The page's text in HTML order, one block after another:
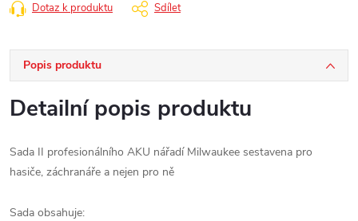
Dotaz k produktu Sdílet
Popis produktu
Detailní popis produktu
Sada II profesionálního AKU nářadí Milwaukee sestavena pro
hasiče, záchranáře a nejen pro ně
Sada obsahuje: